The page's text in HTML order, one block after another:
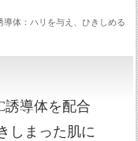
体：ハリを与え、ひきしめる
誘導体を配合
しまった肌に